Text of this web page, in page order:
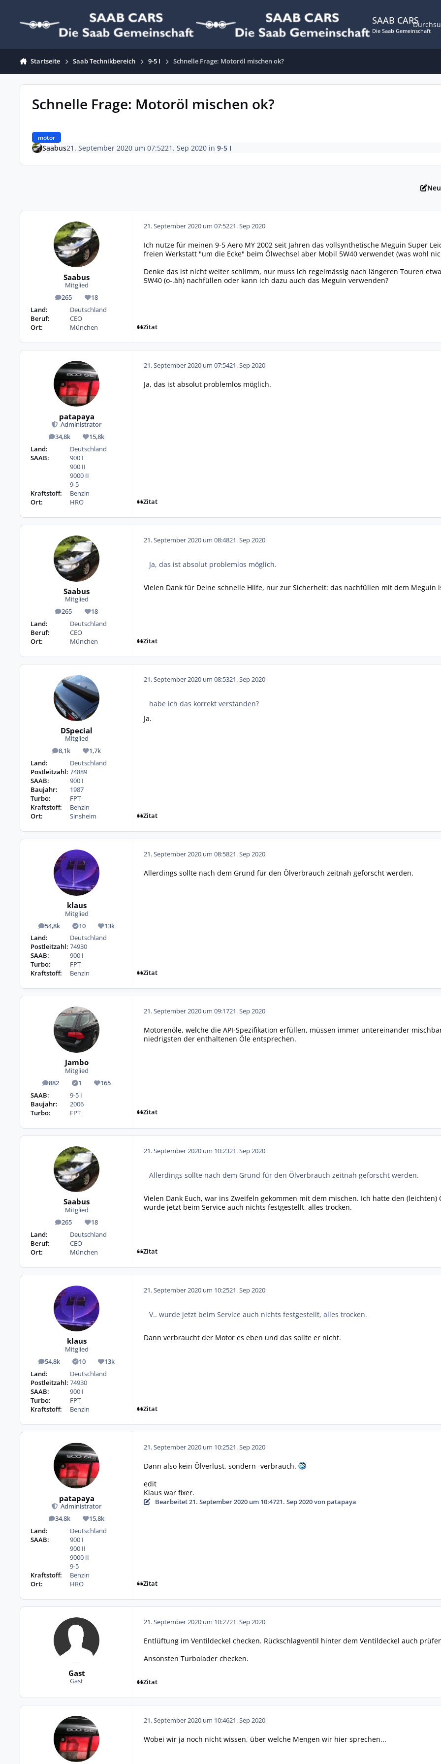
SAAB CARS
Die Saab Gemeinschaft
Startseite Saab Technikbereich 9-5 I Schnelle Frage: Motoröl mischen ok?
Schnelle Frage: Motoröl mischen ok?
motor
Saabus21. September 2020 um 07:5221. Sep 2020in 9-5 I
Saabus
Mitglied
265
Beiträge 18
Reputation
Land:
Deutschland
Beruf:
CEO
Ort:
München
21. September 2020 um 07:5221. Sep 2020
Ich nutze für meinen 9-5 Aero MY 2002 seit Jahren das vollsynthetische Meguin Super
freien Werkstatt "um die Ecke" beim Ölwechsel aber Mobil 5W40 verwendet (was wohl
Denke das ist nicht weiter schlimm, nur muss ich regelmässig nach längeren Touren
5W40 (o-.äh) nachfüllen oder kann ich dazu auch das Meguin verwenden?
Zitat
patapaya
Administrator
34,8k
Beiträge 15,8k
Reputation
Land:
Deutschland
SAAB:
900 I
900 II
9000 II
9-5
Kraftstoff:
Benzin
Ort:
HRO
21. September 2020 um 07:5421. Sep 2020
Ja, das ist absolut problemlos möglich.
Zitat
Saabus
Mitglied
265
Beiträge 18
Reputation
Land:
Deutschland
Beruf:
CEO
Ort:
München
21. September 2020 um 08:4821. Sep 2020
Ja, das ist absolut problemlos möglich.
Vielen Dank für Deine schnelle Hilfe, nur zur Sicherheit: das nachfüllen mit dem
Zitat
DSpecial
Mitglied
8,1k
Beiträge 1,7k
Reputation
Land:
Deutschland
Postleitzahl: 74889
SAAB:
900 I
Baujahr:
1987
Turbo:
FPT
Kraftstoff:
Benzin
Ort:
Sinsheim
21. September 2020 um 08:5321. Sep 2020
habe ich das korrekt verstanden?
Ja.
Zitat
klaus
Mitglied
54,8k
Beiträge 10
Lösungen13k
Reputation
Land:
Deutschland
Postleitzahl: 74930
SAAB:
900 I
Turbo:
FPT
Kraftstoff:
Benzin
21. September 2020 um 08:5821. Sep 2020
Allerdings sollte nach dem Grund für den Ölverbrauch zeitnah geforscht werden.
Zitat
Jambo
Mitglied
882
Beiträge 1
Lösungen165
Reputation
SAAB:
9-5 I
Baujahr:
2006
Turbo:
FPT
21. September 2020 um 09:1721. Sep 2020
Motorenöle, welche die API-Spezifikation erfüllen, müssen immer untereinander
niedrigsten der enthaltenen Öle entsprechen.
Zitat
Saabus
Mitglied
265
Beiträge 18
Reputation
Land:
Deutschland
Beruf:
CEO
Ort:
München
21. September 2020 um 10:2321. Sep 2020
Allerdings sollte nach dem Grund für den Ölverbrauch zeitnah geforscht werden.
Vielen Dank Euch, war ins Zweifeln gekommen mit dem mischen. Ich hatte den
wurde jetzt beim Service auch nichts festgestellt, alles trocken.
Zitat
klaus
Mitglied
54,8k
Beiträge 10
Lösungen13k
Reputation
Land:
Deutschland
Postleitzahl: 74930
SAAB:
900 I
Turbo:
FPT
Kraftstoff:
Benzin
21. September 2020 um 10:2521. Sep 2020
V.. wurde jetzt beim Service auch nichts festgestellt, alles trocken.
Dann verbraucht der Motor es eben und das sollte er nicht.
Zitat
patapaya
Administrator
34,8k
Beiträge 15,8k
Reputation
Land:
Deutschland
SAAB:
900 I
900 II
9000 II
9-5
Kraftstoff:
Benzin
Ort:
HRO
21. September 2020 um 10:2521. Sep 2020
Dann also kein Ölverlust, sondern -verbrauch.
edit
Klaus war fixer.
Bearbeitet21. September 2020 um 10:4721. Sep 2020von patapaya
Zitat
Gast
Gast
21. September 2020 um 10:2721. Sep 2020
Entlüftung im Ventildeckel checken. Rückschlagventil hinter dem Ventildeckel auch
Ansonsten Turbolader checken.
Zitat
21. September 2020 um 10:4621. Sep 2020
Wobei wir ja noch nicht wissen, über welche Mengen wir hier sprechen...